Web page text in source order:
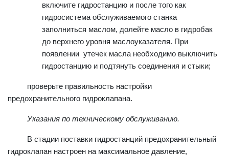
включите гидростанцию и после того как
гидросистема обслуживаемого станка
заполниться маслом, долейте масло в гидробак
до верхнего уровня маслоуказателя. При
появлении утечек масла необходимо выключить
гидростанцию и подтянуть соединения и стыки;
проверьте правильность настройки
предохранительного гидроклапана.
Указания по техническому обслуживанию.
В стадии поставки гидростанций предохранительный
гидроклапан настроен на максимальное давление,